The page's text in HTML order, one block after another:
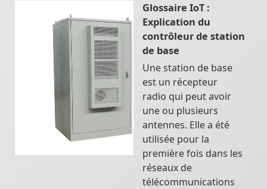
Glossaire IoT :
Explication du
contrôleur de station
de base
Une station de base
est un récepteur
radio qui peut avoir
une ou plusieurs
antennes. Elle a été
utilisée pour la
première fois dans les
réseaux de
télécommunications